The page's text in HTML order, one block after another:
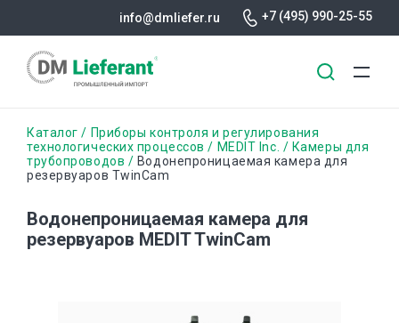
основному
содержанию
info@dmliefer.ru +7 (495) 990-25-55
Строка
навигации
Каталог
Приборы контроля и регулирования
технологических процессов
MEDIT Inc.
Камеры для
трубопроводов
Водонепроницаемая камера для
резервуаров TwinCam
Водонепроницаемая камера для
резервуаров MEDIT TwinCam